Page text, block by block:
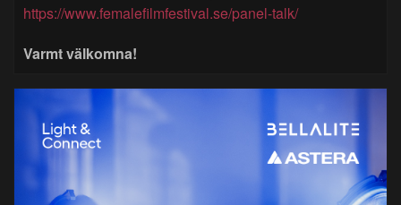
https://www.femalefilmfestival.se/panel-talk/
Varmt välkomna!